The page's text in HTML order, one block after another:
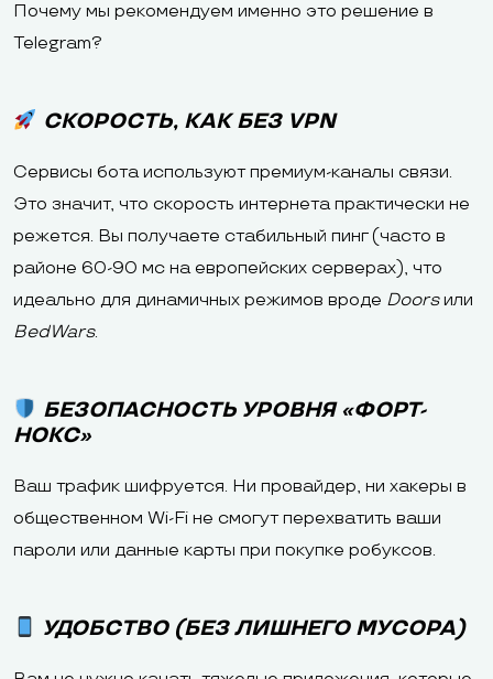
Почему мы рекомендуем именно это решение в
Telegram?
СКОРОСТЬ, КАК БЕЗ VPN
Сервисы бота используют премиум-каналы связи.
Это значит, что скорость интернета практически не
режется. Вы получаете стабильный пинг (часто в
районе 60-90 мс на европейских серверах), что
идеально для динамичных режимов вроде Doorsили
BedWars.
БЕЗОПАСНОСТЬ УРОВНЯ «ФОРТ-
НОКС»
Ваш трафик шифруется. Ни провайдер, ни хакеры в
общественном Wi-Fi не смогут перехватить ваши
пароли или данные карты при покупке робуксов.
УДОБСТВО (БЕЗ ЛИШНЕГО МУСОРА)